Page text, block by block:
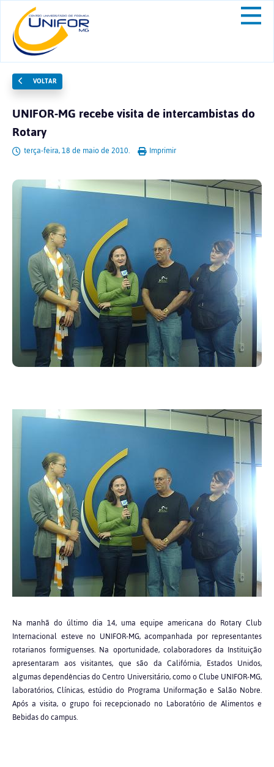
VOLTAR
UNIFOR-MG recebe visita de intercambistas do
Rotary
terça-feira, 18 de maio de 2010. Imprimir
Na manhã do último dia 14, uma equipe americana do Rotary Club
Internacional esteve no UNIFOR-MG, acompanhada por representantes
rotarianos formiguenses. Na oportunidade, colaboradores da Instituição
apresentaram aos visitantes, que são da Califórnia, Estados Unidos,
algumas dependências do Centro Universitário, como o Clube UNIFOR-MG,
laboratórios, Clínicas, estúdio do Programa Uniformação e Salão Nobre.
Após a visita, o grupo foi recepcionado no Laboratório de Alimentos e
Bebidas do campus.